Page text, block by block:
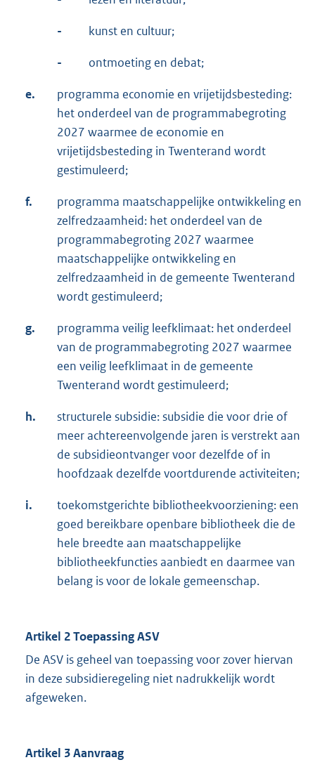
- kunst en cultuur;
- ontmoeting en debat;
e.
programma economie en vrijetijdsbesteding:
het onderdeel van de programmabegroting
2027 waarmee de economie en
vrijetijdsbesteding in Twenterand wordt
gestimuleerd;
f.
programma maatschappelijke ontwikkeling en
zelfredzaamheid: het onderdeel van de
programmabegroting 2027 waarmee
maatschappelijke ontwikkeling en
zelfredzaamheid in de gemeente Twenterand
wordt gestimuleerd;
g.
programma veilig leefklimaat: het onderdeel
van de programmabegroting 2027 waarmee
een veilig leefklimaat in de gemeente
Twenterand wordt gestimuleerd;
h.
structurele subsidie: subsidie die voor drie of
meer achtereenvolgende jaren is verstrekt aan
de subsidieontvanger voor dezelfde of in
hoofdzaak dezelfde voortdurende activiteiten;
i.
toekomstgerichte bibliotheekvoorziening: een
goed bereikbare openbare bibliotheek die de
hele breedte aan maatschappelijke
bibliotheekfuncties aanbiedt en daarmee van
belang is voor de lokale gemeenschap.
Artikel 2 Toepassing ASV
De ASV is geheel van toepassing voor zover hiervan
in deze subsidieregeling niet nadrukkelijk wordt
afgeweken.
Artikel 3 Aanvraag